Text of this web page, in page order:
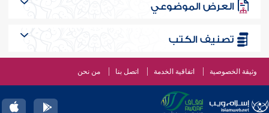
العرض الموضوعي
تصنيف الكتب
وثيقة الخصوصية اتفاقية الخدمة اتصل بنا من نحن